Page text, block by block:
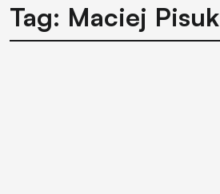
Tag: Maciej Pisuk